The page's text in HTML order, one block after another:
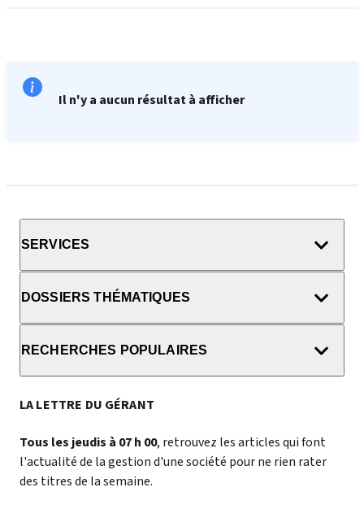
Il n'y a aucun résultat à afficher
SERVICES
DOSSIERS THÉMATIQUES
RECHERCHES POPULAIRES
LA LETTRE DU GÉRANT
Tous les jeudis à 07 h 00, retrouvez les articles qui font
l'actualité de la gestion d'une société pour ne rien rater
des titres de la semaine.